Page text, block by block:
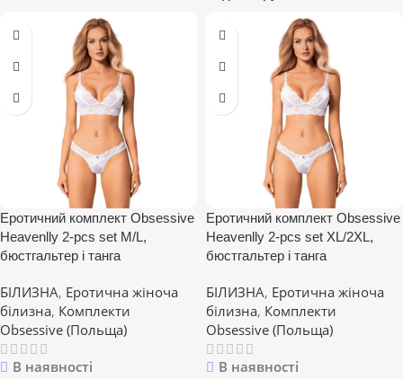
Еротичний комплект Obsessive
Heavenlly 2-pcs set M/L,
бюстгальтер і танга
БІЛИЗНА, Еротична жіноча
білизна, Комплекти
Obsessive (Польща)
В наявності
Еротичний комплект Obsessive
Heavenlly 2-pcs set XL/2XL,
бюстгальтер і танга
БІЛИЗНА, Еротична жіноча
білизна, Комплекти
Obsessive (Польща)
В наявності